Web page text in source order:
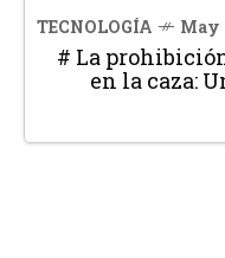
TECNOLOGÍA May
# La
en la caza: